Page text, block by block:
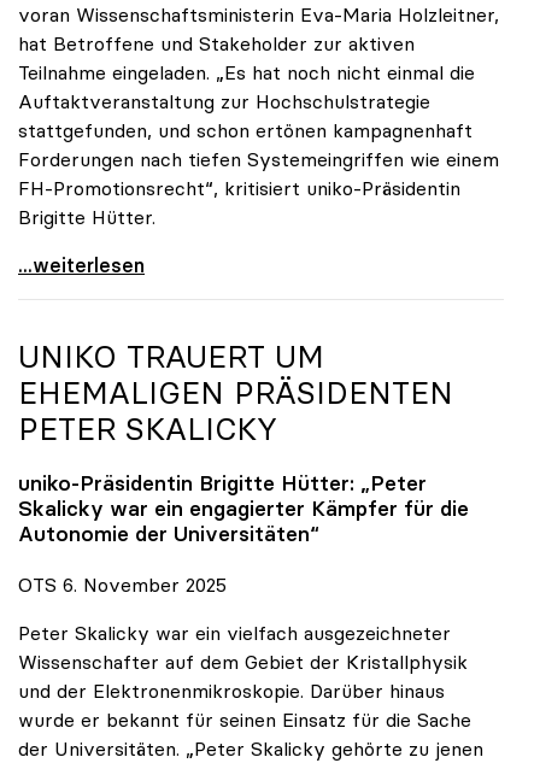
voran Wissenschaftsministerin Eva-Maria Holzleitner,
hat Betroffene und Stakeholder zur aktiven
Teilnahme eingeladen. „Es hat noch nicht einmal die
Auftaktveranstaltung zur Hochschulstrategie
stattgefunden, und schon ertönen kampagnenhaft
Forderungen nach tiefen Systemeingriffen wie einem
FH-Promotionsrecht“, kritisiert uniko-Präsidentin
Brigitte Hütter.
„Deplatzierte Kampagne“: uniko irritiert über
...weiterlesen
UNIKO TRAUERT UM
EHEMALIGEN PRÄSIDENTEN
PETER SKALICKY
uniko-Präsidentin Brigitte Hütter: „Peter
Skalicky war ein engagierter Kämpfer für die
Autonomie der Universitäten“
OTS 6. November 2025
Peter Skalicky war ein vielfach ausgezeichneter
Wissenschafter auf dem Gebiet der Kristallphysik
und der Elektronenmikroskopie. Darüber hinaus
wurde er bekannt für seinen Einsatz für die Sache
der Universitäten. „Peter Skalicky gehörte zu jenen